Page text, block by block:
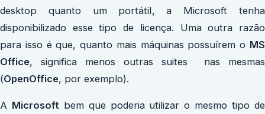
desktop quanto um portátil, a Microsoft tenha
disponibilizado esse tipo de licença. Uma outra razão
para isso é que, quanto mais máquinas possuírem o MS
Office, significa menos outras suites nas mesmas
(OpenOffice, por exemplo).
A Microsoftbem que poderia utilizar o mesmo tipo de